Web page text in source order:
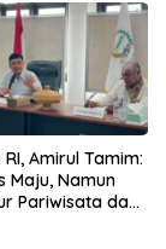
Amirul Tamim:
Maju, Namun
Pariwisata dan